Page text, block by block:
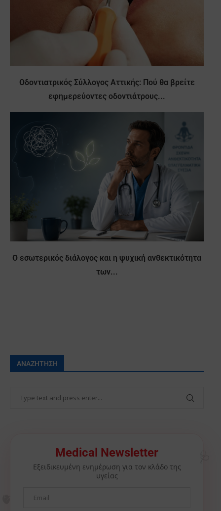
Οδοντιατρικός Σύλλογος Αττικής: Πού θα βρείτε
εφημερεύοντες οδοντιάτρους...
Ο εσωτερικός διάλογος και η ψυχική ανθεκτικότητα
των...
ΑΝΑΖΉΤΗΣΗ
Medical Newsletter
Εξειδικευμένη ενημέρωση για τον κλάδο της
υγείας